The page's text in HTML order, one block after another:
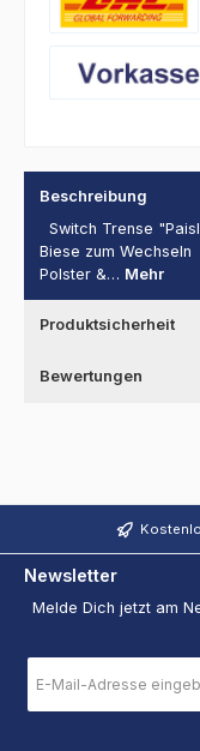
Beschreibung
Switch Trense
Biese zum
Polster &… Mehr
Produktsicherheit
Bewertungen
Newsletter
Melde Dich jetzt am
Mail-
Adresse